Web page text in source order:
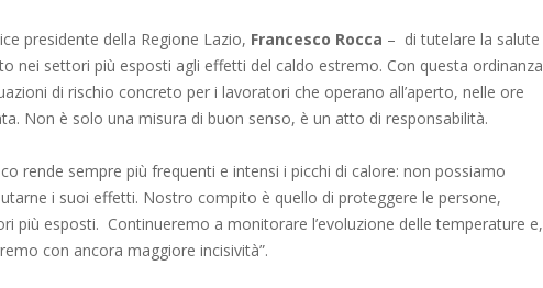
presidente della Regione Lazio, Francesco Rocca – di tutelare la salute
nei settori più esposti agli effetti del caldo estremo. Con questa ordinanza
di rischio concreto per i lavoratori che operano all’aperto, nelle ore
Non è solo una misura di buon senso, è un atto di responsabilità.
rende sempre più frequenti e intensi i picchi di calore: non possiamo
i suoi effetti. Nostro compito è quello di proteggere le persone,
più esposti. Continueremo a monitorare l’evoluzione delle temperature e,
con ancora maggiore incisività”.